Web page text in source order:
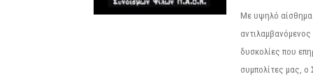
Με υψηλό αίσθημα
αντιλαμβανόμενος
δυσκολίες που
συμπολίτες μας,